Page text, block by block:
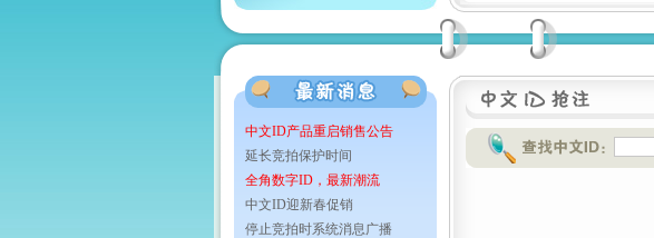
中文ID产品重启销售公告
延长竞拍保护时间
全角数字ID，最新潮流
中文ID迎新春促销
停止竞拍时系统消息广播